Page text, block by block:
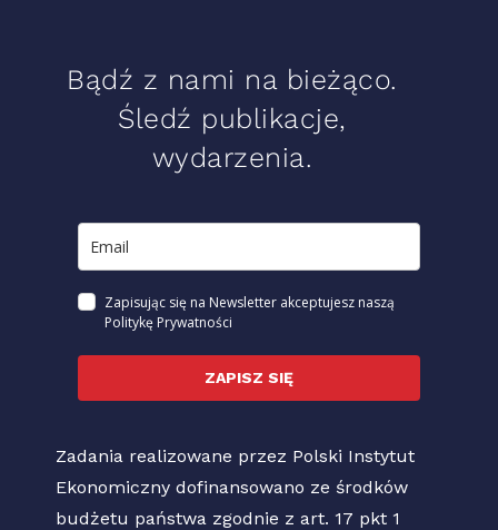
Bądź z nami na bieżąco.
Śledź publikacje,
wydarzenia.
Zapisując się na Newsletter akceptujesz naszą
Politykę Prywatności
ZAPISZ SIĘ
Zadania realizowane przez Polski Instytut
Ekonomiczny dofinansowano ze środków
budżetu państwa zgodnie z art. 17 pkt 1